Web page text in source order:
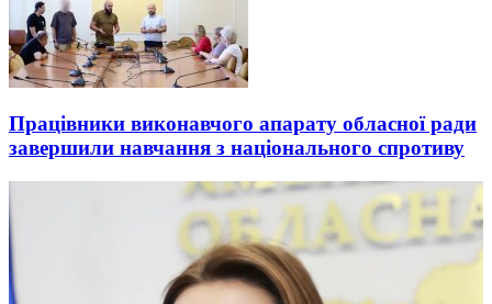
Працівники виконавчого апарату обласної ради
завершили навчання з національного спротиву